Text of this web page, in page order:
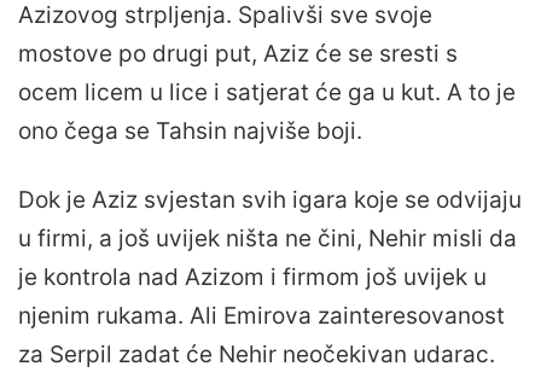
Azizovog strpljenja. Spalivši sve svoje
mostove po drugi put, Aziz će se sresti s
ocem licem u lice i satjerat će ga u kut. A to je
ono čega se Tahsin najviše boji.
Dok je Aziz svjestan svih igara koje se odvijaju
u firmi, a još uvijek ništa ne čini, Nehir misli da
je kontrola nad Azizom i firmom još uvijek u
njenim rukama. Ali Emirova zainteresovanost
za Serpil zadat će Nehir neočekivan udarac.